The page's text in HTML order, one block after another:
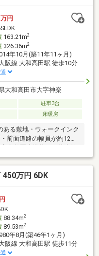
万円
163.21m2
326.36m2
年10月(築11年11ヶ月)
阪線 大和高田駅 徒歩10分
大和高田市大字神楽
駐車3台
床暖房
る敷地・ウォークインク
前面道路の幅員が約12m
徒歩約28分◆◇弊社が選ば
ファイナンシャルプラン
えなどにも対応できる売
と繋がりがあるため、最
は専門家同士が連携をと
ます。お気軽にお問合せ
450万円 6DK
88.34m2
89.53m2
年8月(築46年1ヶ月)
阪線 大和高田駅 徒歩11分